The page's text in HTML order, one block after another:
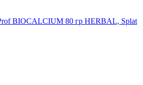
BIOCALCIUM 80 гр HERBAL, Splat